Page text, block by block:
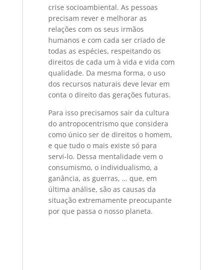
crise socioambiental. As pessoas
precisam rever e melhorar as
relações com os seus irmãos
humanos e com cada ser criado de
todas as espécies, respeitando os
direitos de cada um à vida e vida com
qualidade. Da mesma forma, o uso
dos recursos naturais deve levar em
conta o direito das gerações futuras.
Para isso precisamos sair da cultura
do antropocentrismo que considera
como único ser de direitos o homem,
e que tudo o mais existe só para
servi-lo. Dessa mentalidade vem o
consumismo, o individualismo, a
ganância, as guerras, … que, em
última análise, são as causas da
situação extremamente preocupante
por que passa o nosso planeta.